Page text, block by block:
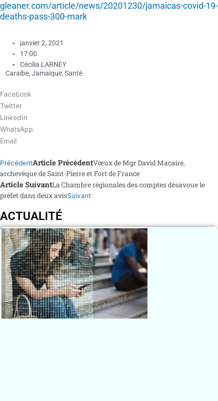
gleaner.com/article/news/20201230/jamaicas-covid-19-
deaths-pass-300-mark
janvier 2, 2021
17:00
Cécilia LARNEY
Caraïbe, Jamaïque, Santé
Facebook
Twitter
LinkedIn
WhatsApp
Email
PrécédentArticle PrécédentVœux de Mgr David Macaire,
archevêque de Saint-Pierre et Fort de France
Article SuivantLa Chambre régionales des comptes désavoue le
préfet dans deux avisSuivant
ACTUALITÉ